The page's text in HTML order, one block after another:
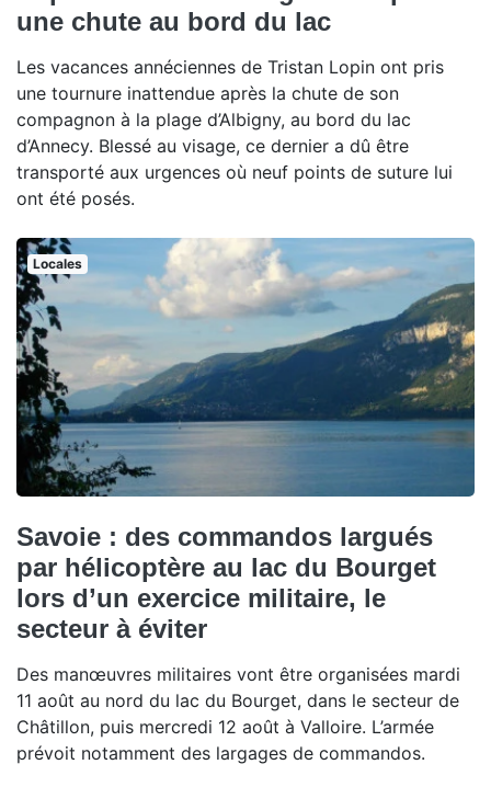
une chute au bord du lac
Les vacances annéciennes de Tristan Lopin ont pris
une tournure inattendue après la chute de son
compagnon à la plage d’Albigny, au bord du lac
d’Annecy. Blessé au visage, ce dernier a dû être
transporté aux urgences où neuf points de suture lui
ont été posés.
Locales
Savoie : des commandos largués
par hélicoptère au lac du Bourget
lors d’un exercice militaire, le
secteur à éviter
Des manœuvres militaires vont être organisées mardi
11 août au nord du lac du Bourget, dans le secteur de
Châtillon, puis mercredi 12 août à Valloire. L’armée
prévoit notamment des largages de commandos.